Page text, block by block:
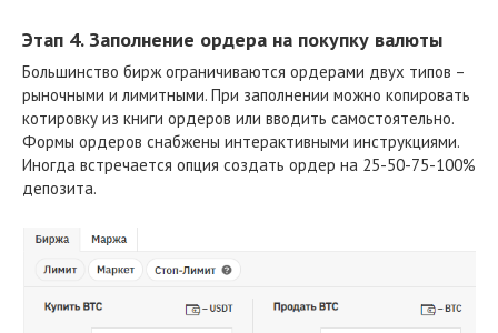
Этап 4. Заполнение ордера на покупку валюты
Большинство бирж ограничиваются ордерами двух типов –
рыночными и лимитными. При заполнении можно копировать
котировку из книги ордеров или вводить самостоятельно.
Формы ордеров снабжены интерактивными инструкциями.
Иногда встречается опция создать ордер на 25-50-75-100%
депозита.